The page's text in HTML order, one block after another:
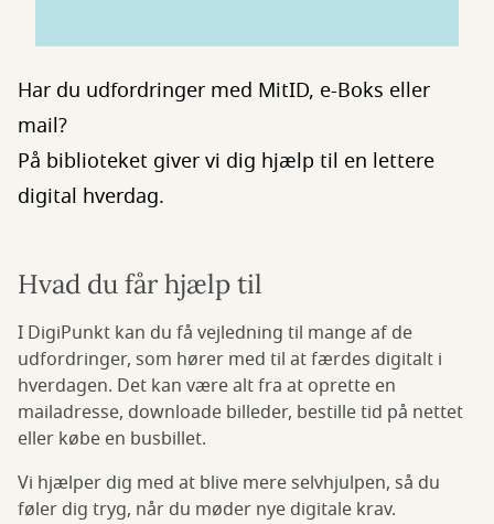
Har du udfordringer med MitID, e-Boks eller
mail?
På biblioteket giver vi dig hjælp til en lettere
digital hverdag.
Hvad du får hjælp til
I DigiPunkt kan du få vejledning til mange af de
udfordringer, som hører med til at færdes digitalt i
hverdagen. Det kan være alt fra at oprette en
mailadresse, downloade billeder, bestille tid på nettet
eller købe en busbillet.
Vi hjælper dig med at blive mere selvhjulpen, så du
føler dig tryg, når du møder nye digitale krav.